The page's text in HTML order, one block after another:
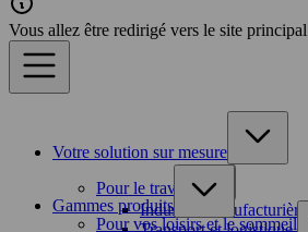
Vous allez être redirigé vers le site principal
Votre solution sur mesure
Pour le travail
Industrie
Pour vos loisirs et le sommeil
Gammes produits